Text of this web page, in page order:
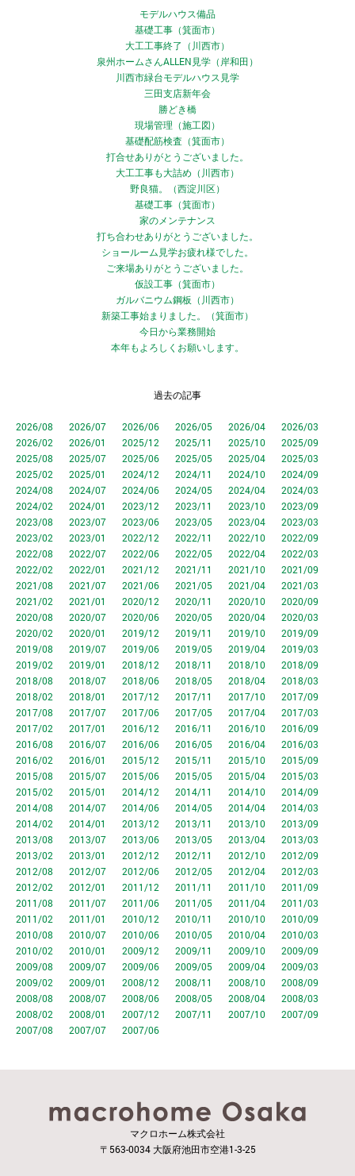
モデルハウス備品
基礎工事（箕面市）
大工工事終了（川西市）
泉州ホームさんALLEN見学（岸和田）
川西市緑台モデルハウス見学
三田支店新年会
勝どき橋
現場管理（施工図）
基礎配筋検査（箕面市）
打合せありがとうございました。
大工工事も大詰め（川西市）
野良猫。（西淀川区）
基礎工事（箕面市）
家のメンテナンス
打ち合わせありがとうございました。
ショールーム見学お疲れ様でした。
ご来場ありがとうございました。
仮設工事（箕面市）
ガルバニウム鋼板（川西市）
新築工事始まりました。（箕面市）
今日から業務開始
本年もよろしくお願いします。
過去の記事
2026/08 2026/07 2026/06 2026/05 2026/04
2026/03
2026/02
2026/01 2025/12 2025/11 2025/10
2025/09
2025/08
2025/07 2025/06 2025/05 2025/04
2025/03
2025/02
2025/01 2024/12 2024/11 2024/10
2024/09
2024/08
2024/07 2024/06 2024/05 2024/04
2024/03
2024/02
2024/01 2023/12 2023/11 2023/10
2023/09
2023/08
2023/07 2023/06 2023/05 2023/04
2023/03
2023/02
2023/01 2022/12 2022/11 2022/10
2022/09
2022/08
2022/07 2022/06 2022/05 2022/04
2022/03
2022/02
2022/01 2021/12 2021/11 2021/10
2021/09
2021/08
2021/07 2021/06 2021/05 2021/04
2021/03
2021/02
2021/01 2020/12 2020/11 2020/10
2020/09
2020/08
2020/07 2020/06 2020/05 2020/04
2020/03
2020/02
2020/01 2019/12 2019/11 2019/10
2019/09
2019/08
2019/07 2019/06 2019/05 2019/04
2019/03
2019/02
2019/01 2018/12 2018/11 2018/10
2018/09
2018/08
2018/07 2018/06 2018/05 2018/04
2018/03
2018/02
2018/01 2017/12 2017/11 2017/10
2017/09
2017/08
2017/07 2017/06 2017/05 2017/04
2017/03
2017/02
2017/01 2016/12 2016/11 2016/10
2016/09
2016/08
2016/07 2016/06 2016/05 2016/04
2016/03
2016/02
2016/01 2015/12 2015/11 2015/10
2015/09
2015/08
2015/07 2015/06 2015/05 2015/04
2015/03
2015/02
2015/01 2014/12 2014/11 2014/10
2014/09
2014/08
2014/07 2014/06 2014/05 2014/04
2014/03
2014/02
2014/01 2013/12 2013/11 2013/10
2013/09
2013/08
2013/07 2013/06 2013/05 2013/04
2013/03
2013/02
2013/01 2012/12 2012/11 2012/10
2012/09
2012/08
2012/07 2012/06 2012/05 2012/04
2012/03
2012/02
2012/01 2011/12 2011/11 2011/10
2011/09
2011/08
2011/07 2011/06 2011/05 2011/04
2011/03
2011/02
2011/01 2010/12 2010/11 2010/10
2010/09
2010/08
2010/07 2010/06 2010/05 2010/04
2010/03
2010/02
2010/01 2009/12 2009/11 2009/10
2009/09
2009/08
2009/07 2009/06 2009/05 2009/04
2009/03
2009/02
2009/01 2008/12 2008/11 2008/10
2008/09
2008/08
2008/07 2008/06 2008/05 2008/04
2008/03
2008/02
2008/01 2007/12 2007/11 2007/10
2007/09
2007/08
2007/07 2007/06
マクロホーム株式会社
〒563-0034 大阪府池田市空港1-3-25